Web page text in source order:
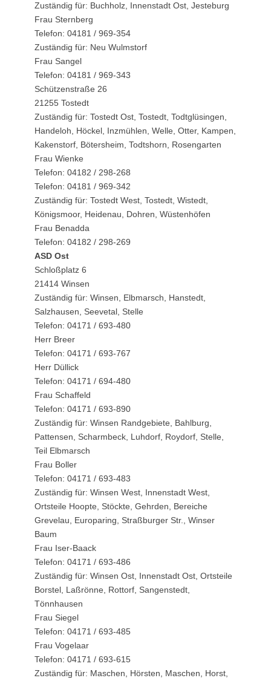
Zuständig für: Buchholz, Innenstadt Ost, Jesteburg
Frau Sternberg
Telefon: 04181 / 969-354
Zuständig für: Neu Wulmstorf
Frau Sangel
Telefon: 04181 / 969-343
Schützenstraße 26
21255 Tostedt
Zuständig für: Tostedt Ost, Tostedt, Todtglüsingen,
Handeloh, Höckel, Inzmühlen, Welle, Otter, Kampen,
Kakenstorf, Bötersheim, Todtshorn, Rosengarten
Frau Wienke
Telefon: 04182 / 298-268
Telefon: 04181 / 969-342
Zuständig für: Tostedt West, Tostedt, Wistedt,
Königsmoor, Heidenau, Dohren, Wüstenhöfen
Frau Benadda
Telefon: 04182 / 298-269
ASD Ost
Schloßplatz 6
21414 Winsen
Zuständig für: Winsen, Elbmarsch, Hanstedt,
Salzhausen, Seevetal, Stelle
Telefon: 04171 / 693-480
Herr Breer
Telefon: 04171 / 693-767
Herr Düllick
Telefon: 04171 / 694-480
Frau Schaffeld
Telefon: 04171 / 693-890
Zuständig für: Winsen Randgebiete, Bahlburg,
Pattensen, Scharmbeck, Luhdorf, Roydorf, Stelle,
Teil Elbmarsch
Frau Boller
Telefon: 04171 / 693-483
Zuständig für: Winsen West, Innenstadt West,
Ortsteile Hoopte, Stöckte, Gehrden, Bereiche
Grevelau, Europaring, Straßburger Str., Winser
Baum
Frau Iser-Baack
Telefon: 04171 / 693-486
Zuständig für: Winsen Ost, Innenstadt Ost, Ortsteile
Borstel, Laßrönne, Rottorf, Sangenstedt,
Tönnhausen
Frau Siegel
Telefon: 04171 / 693-485
Frau Vogelaar
Telefon: 04171 / 693-615
Zuständig für: Maschen, Hörsten, Maschen, Horst,